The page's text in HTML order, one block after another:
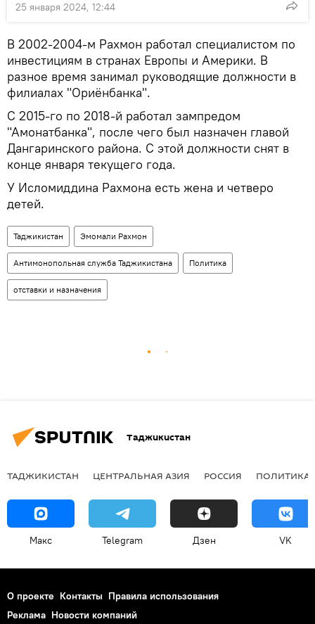
25 января 2024, 12:44
В 2002-2004-м Рахмон работал специалистом по
инвестициям в странах Европы и Америки. В
разное время занимал руководящие должности в
филиалах "Ориёнбанка".
С 2015-го по 2018-й работал зампредом
"Амонатбанка", после чего был назначен главой
Дангаринского района. С этой должности снят в
конце января текущего года.
У Исломиддина Рахмона есть жена и четверо
детей.
Таджикистан Эмомали Рахмон
Антимонопольная служба Таджикистана Политика
отставки и назначения
Таджикистан
ТАДЖИКИСТАН ЦЕНТРАЛЬНАЯ АЗИЯ РОССИЯ ПОЛИТИКА
Макс Telegram Дзен VK
О проекте Контакты Правила использования
Реклама Новости компаний